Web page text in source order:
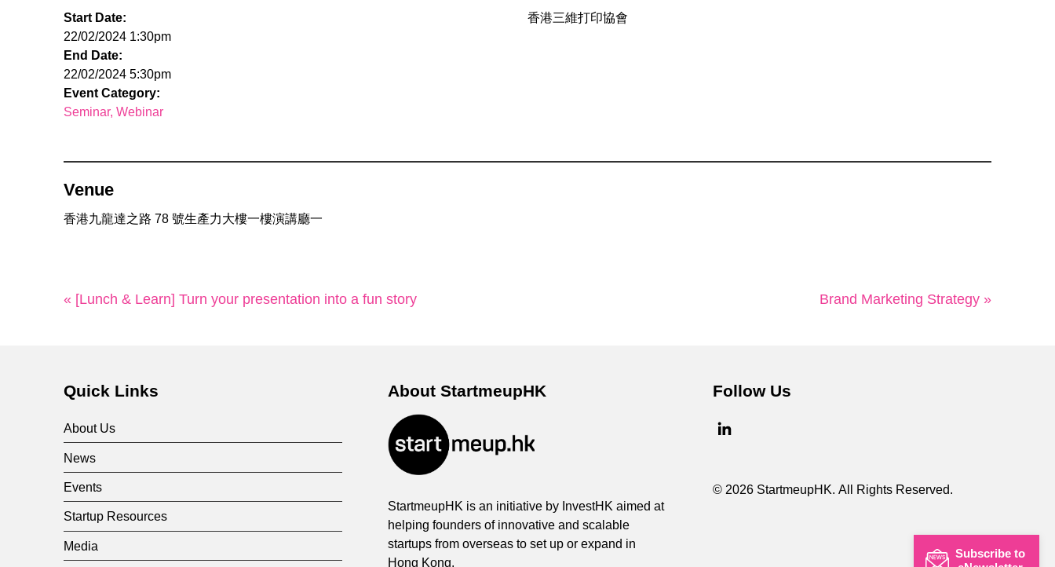
Subscribe to
Start Date:
22/02/2024 1:30pm
End Date:
22/02/2024 5:30pm
Event Category:
Seminar Webinar
香港三維打印協會
Venue
香港九龍達之路 78 號生產力大樓一樓演講廳一
« [Lunch & Learn] Turn your presentation into a fun story Brand Marketing Strategy »
Quick Links
About Us
News
Events
Startup Resources
Media
About StartmeupHK
StartmeupHK is an initiative by InvestHK aimed at
helping founders of innovative and scalable
startups from overseas to set up or expand in
Hong Kong.
Follow Us
© 2026 StartmeupHK. All Rights Reserved.